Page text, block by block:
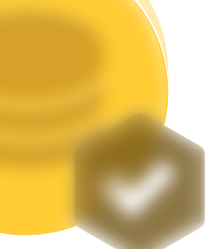
mendapatkan token populer